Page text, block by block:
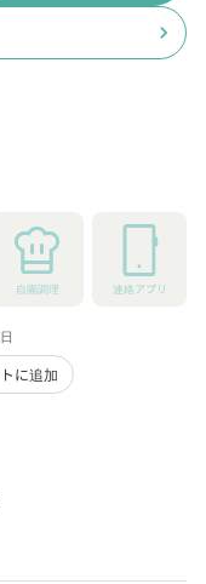
chevron_right
自園調理 連絡アプリ
に追加